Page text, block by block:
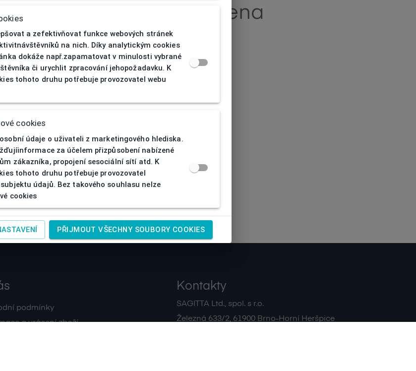
404 | Stránka nenalezena
podmínky
a vrácení zboží
Kontakty
SAGITTA Ltd., spol. s r.o.
Železná 633/2, 61900 Brno-Horní Heršpice
a zefektivňovat funkce webových stránek
na nich. Díky analytickým cookies
dokáže např.zapamatovat v minulosti vybrané
či urychlit zpracování jehopožadavku. K
tohoto druhu potřebuje provozovatel webu
cookies
údaje o uživateli z marketingového hlediska.
za účelem přizpůsobení nabízené
zákazníka, propojení sesociální sítí atd. K
tohoto druhu potřebuje provozovatel
údajů. Bez takového souhlasu nelze
cookies
PŘIJMOUT VŠECHNY SOUBORY COOKIES